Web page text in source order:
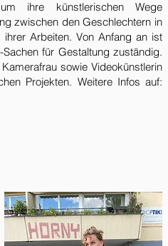
ihre künstlerischen Wege
zwischen den Geschlechtern in
Arbeiten. Von Anfang an ist
für Gestaltung zuständig.
sowie Videokünstlerin
Projekten. Weitere Infos auf: